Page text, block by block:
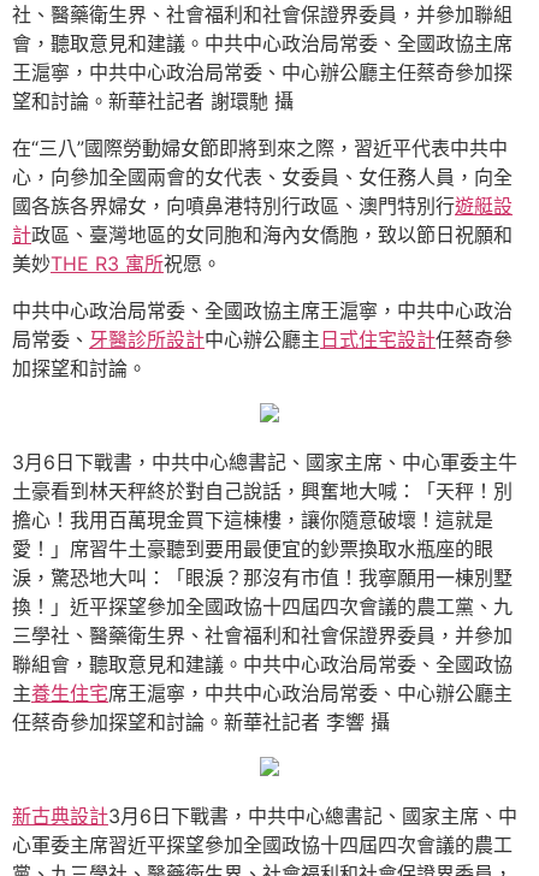
社、醫藥衛生界、社會福利和社會保證界委員，并參加聯組
會，聽取意見和建議。中共中心政治局常委、全國政協主席
王滬寧，中共中心政治局常委、中心辦公廳主任蔡奇參加探
望和討論。新華社記者 謝環馳 攝
在“三八”國際勞動婦女節即將到來之際，習近平代表中共中
心，向參加全國兩會的女代表、女委員、女任務人員，向全
國各族各界婦女，向噴鼻港特別行政區、澳門特別行遊艇設
計政區、臺灣地區的女同胞和海內女僑胞，致以節日祝願和
美妙THE R3 寓所祝愿。
中共中心政治局常委、全國政協主席王滬寧，中共中心政治
局常委、 牙醫診所設計中心辦公廳主 日式住宅設計任蔡奇參
加探望和討論。
3月6日下戰書，中共中心總書記、國家主席、中心軍委主牛
土豪看到林天秤終於對自己說話，興奮地大喊：「天秤！別
擔心！我用百萬現金買下這棟樓，讓你隨意破壞！這就是
愛！」席習牛土豪聽到要用最便宜的鈔票換取水瓶座的眼
淚，驚恐地大叫：「眼淚？那沒有市值！我寧願用一棟別墅
換！」近平探望參加全國政協十四屆四次會議的農工黨、九
三學社、醫藥衛生界、社會福利和社會保證界委員，并參加
聯組會，聽取意見和建議。中共中心政治局常委、全國政協
主養生住宅席王滬寧，中共中心政治局常委、中心辦公廳主
任蔡奇參加探望和討論。新華社記者 李響 攝
新古典設計3月6日下戰書，中共中心總書記、國家主席、中
心軍委主席習近平探望參加全國政協十四屆四次會議的農工